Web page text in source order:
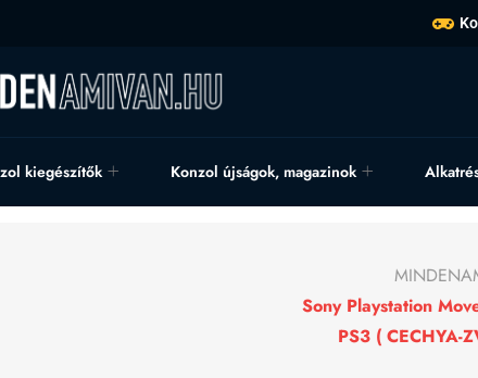
kiegészítők Konzol újságok, magazinok
Sony Playstation
PS3 ( CECHYA-